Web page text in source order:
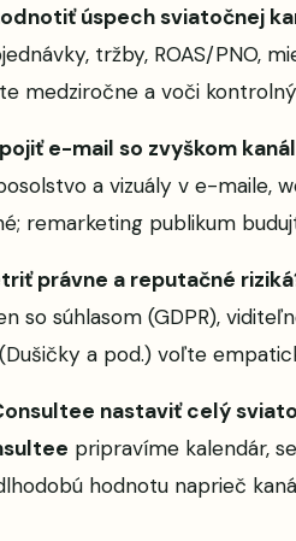
úspech sviatočnej
tržby, ROAS/PNO,
medziročne a voči
e-mail so zvyškom
a vizuály v e-maile,
remarketing publikum
právne a reputačné
so súhlasom (GDPR),
a pod.) voľte
nastaviť celý
pripravíme kalendár,
hodnotu naprieč